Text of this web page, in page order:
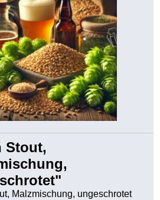
Stout,
Malzmischung, ungeschrotet